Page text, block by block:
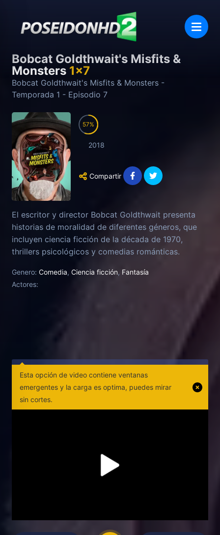
Bobcat Goldthwait's Misfits &
Monsters 1x7
Bobcat Goldthwait's Misfits & Monsters -
Temporada 1 - Episodio 7
57
2018
Compartir
El escritor y director Bobcat Goldthwait presenta
historias de moralidad de diferentes géneros, que
incluyen ciencia ficción de la década de 1970,
thrillers psicológicos y comedias románticas.
Genero: Comedia, Ciencia ficción, Fantasía
Actores:
Esta opción de video contiene ventanas
emergentes y la carga es optima, puedes mirar
sin cortes.